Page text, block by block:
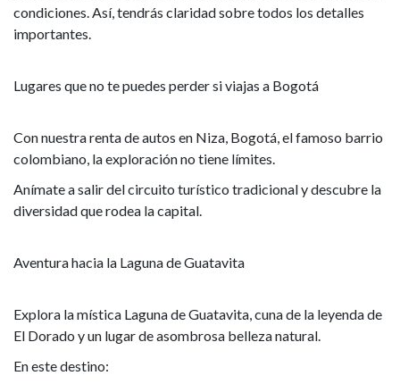
condiciones. Así, tendrás claridad sobre todos los detalles
importantes.
Lugares que no te puedes perder si viajas a Bogotá
Con nuestra renta de autos en Niza, Bogotá, el famoso barrio
colombiano, la exploración no tiene límites.
Anímate a salir del circuito turístico tradicional y descubre la
diversidad que rodea la capital.
Aventura hacia la Laguna de Guatavita
Explora la mística Laguna de Guatavita, cuna de la leyenda de
El Dorado y un lugar de asombrosa belleza natural.
En este destino: